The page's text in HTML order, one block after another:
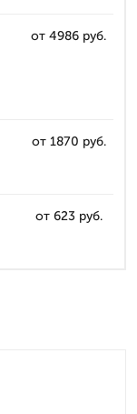
от 4986 руб.
от 1870 руб.
от 623 руб.